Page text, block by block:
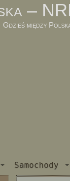
–
Gdzieś między
Samochody